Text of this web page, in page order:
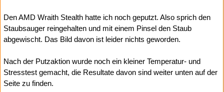
Den AMD Wraith Stealth hatte ich noch geputzt. Also sprich den
Staubsauger reingehalten und mit einem Pinsel den Staub
abgewischt. Das Bild davon ist leider nichts geworden.
Nach der Putzaktion wurde noch ein kleiner Temperatur- und
Stresstest gemacht, die Resultate davon sind weiter unten auf der
Seite zu finden.